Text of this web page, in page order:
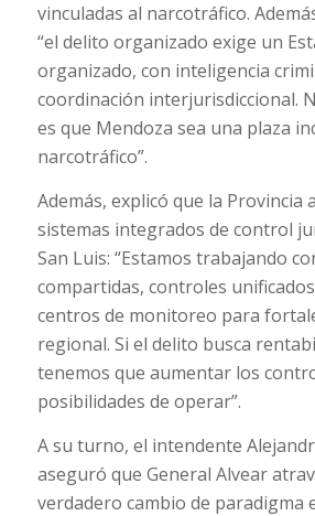
vinculadas al narcotráfico.
“el delito organizado exige un
organizado, con inteligencia
coordinación interjurisdiccional.
es que Mendoza sea una plaza
narcotráfico”.
Además, explicó que la Provincia
sistemas integrados de control
San Luis: “Estamos trabajando
compartidas, controles
centros de monitoreo para
regional. Si el delito busca
tenemos que aumentar los
posibilidades de operar”.
A su turno, el intendente
aseguró que General Alvear
verdadero cambio de paradigma